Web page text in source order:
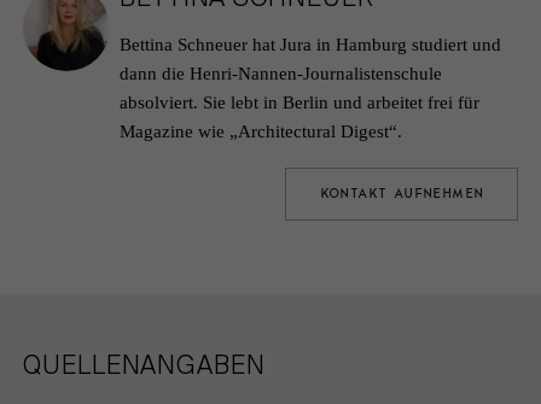
Bettina Schneuer hat Jura in Hamburg studiert und
dann die Henri-Nannen-Journalistenschule
absolviert. Sie lebt in Berlin und arbeitet frei für
Magazine wie „Architectural Digest“.
KONTAKT AUFNEHMEN
QUELLENANGABEN